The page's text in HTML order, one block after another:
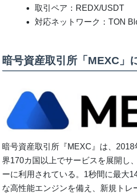
取引ペア：REDX/USDT
対応ネットワーク：TON
暗号資産取引所「MEXC」
暗号資産取引所『MEXC』は、
界170カ国以上でサービスを展開し
ーに利用されている。1秒間に最大
な高性能エンジンを備え、新規トレ